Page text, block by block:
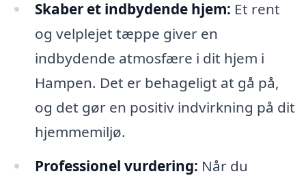
Skaber et indbydende hjem: Et rent
og velplejet tæppe giver en
indbydende atmosfære i dit hjem i
Hampen. Det er behageligt at gå på,
og det gør en positiv indvirkning på dit
hjemmemiljø.
Professionel vurdering: Når du